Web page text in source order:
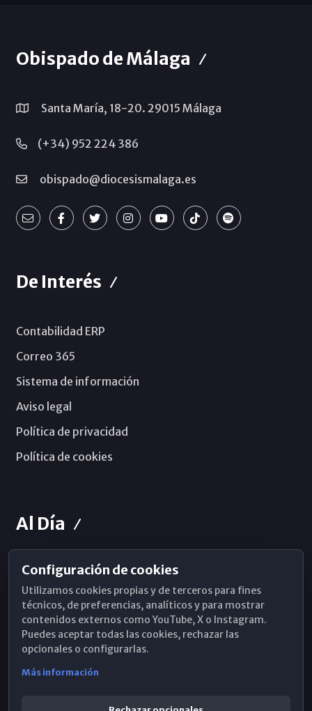
Obispado de Málaga
Santa María, 18-20. 29015 Málaga
(+34) 952 224 386
obispado@diocesismalaga.es
De Interés
Contabilidad ERP
Correo 365
Sistema de información
Aviso legal
Política de privacidad
Política de cookies
Al Día
Horarios de Misa
Hemeroteca
WhatsApp
Configuración de cookies
Utilizamos cookies propias y de terceros para fines
técnicos, de preferencias, analíticos y para mostrar
contenidos externos como YouTube, X o Instagram.
Puedes aceptar todas las cookies, rechazar las
opcionales o configurarlas.
Más información